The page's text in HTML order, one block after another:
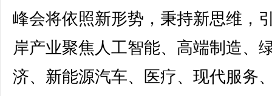
峰会将依照新形势，秉持新思维，
岸产业聚焦人工智能、高端制造、
济、新能源汽车、医疗、现代服务